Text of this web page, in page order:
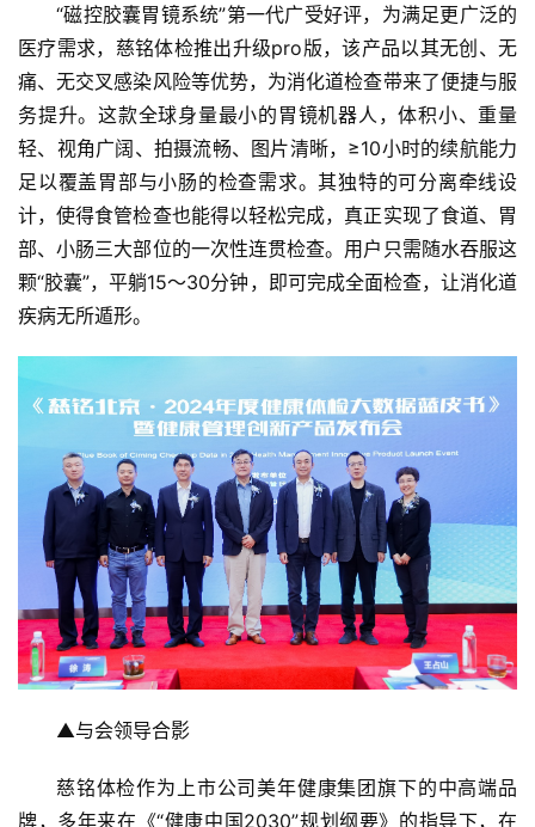
“磁控胶囊胃镜系统”第一代广受好评，为满足更广泛的
医疗需求，慈铭体检推出升级pro版，该产品以其无创、无
痛、无交叉感染风险等优势，为消化道检查带来了便捷与服
务提升。这款全球身量最小的胃镜机器人，体积小、重量
轻、视角广阔、拍摄流畅、图片清晰，≥10小时的续航能力
足以覆盖胃部与小肠的检查需求。其独特的可分离牵线设
计，使得食管检查也能得以轻松完成，真正实现了食道、胃
部、小肠三大部位的一次性连贯检查。用户只需随水吞服这
颗“胶囊”，平躺15～30分钟，即可完成全面检查，让消化道
疾病无所遁形。
▲与会领导合影
慈铭体检作为上市公司美年健康集团旗下的中高端品
牌，多年来在《“健康中国2030”规划纲要》的指导下，在